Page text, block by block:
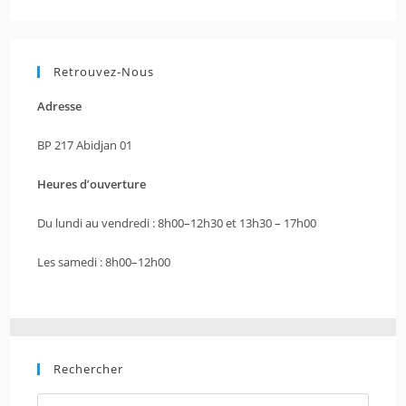
Retrouvez-Nous
Adresse
BP 217 Abidjan 01
Heures d’ouverture
Du lundi au vendredi : 8h00–12h30 et 13h30 – 17h00
Les samedi : 8h00–12h00
Rechercher